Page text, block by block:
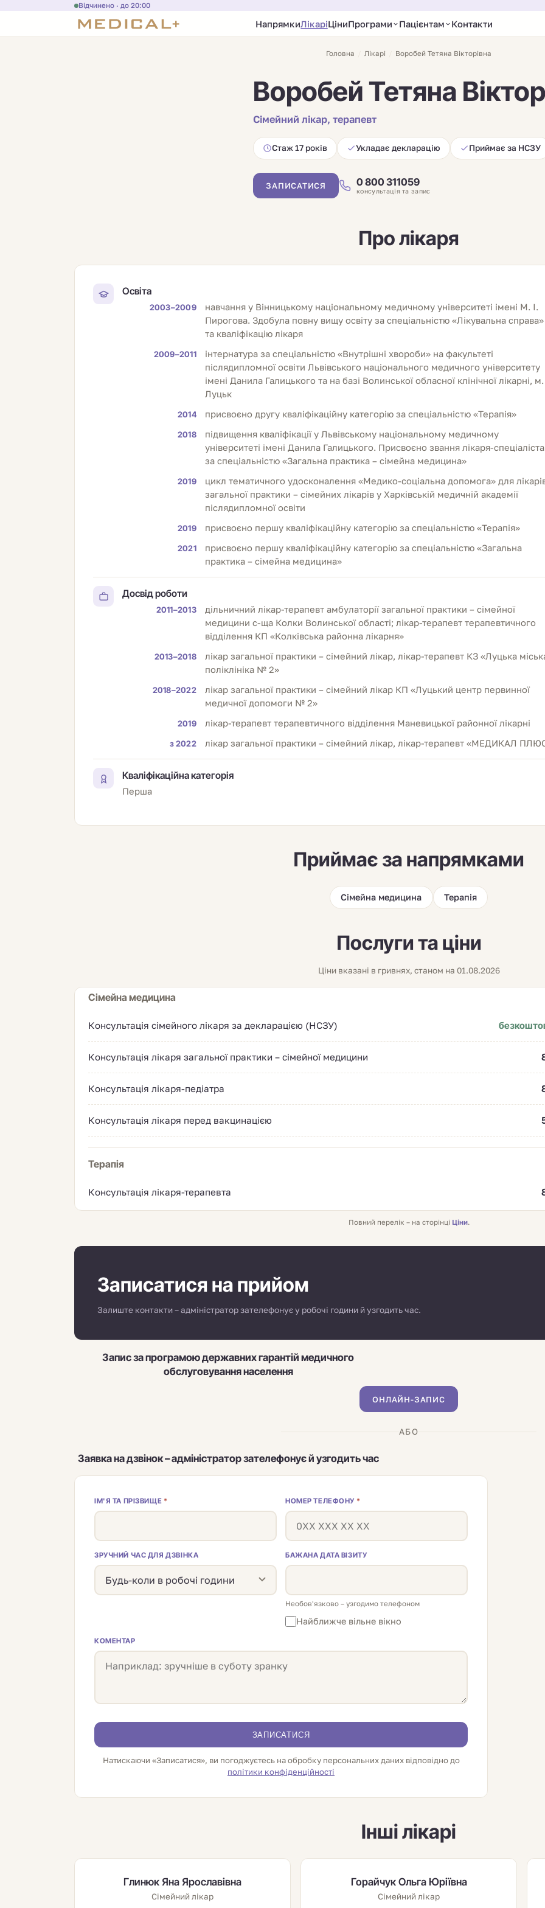
Відчинено · до 20:00
НапрямкиЛікаріЦіниПрограми Пацієнтам Контакти
Головна Лікарі Воробей Тетяна Вікторівна
Воробей Тетяна
Сімейний лікар, терапевт
Стаж 17 років Укладає декларацію Приймає за НСЗУ
ЗАПИСАТИСЯ 0 800 311059
консультація та запис
Про лікаря
Освіта
2003–2009
навчання у Вінницькому національному медичному університеті імені М. І.
Пирогова. Здобула повну вищу освіту за спеціальністю «Лікувальна справа»
та кваліфікацію лікаря
2009–2011
інтернатура за спеціальністю «Внутрішні хвороби» на факультеті
післядипломної освіти Львівського національного медичного університету
імені Данила Галицького та на базі Волинської обласної клінічної лікарні, м.
Луцьк
2014 присвоєно другу кваліфікаційну категорію за спеціальністю «Терапія»
2018
підвищення кваліфікації у Львівському національному медичному
університеті імені Данила Галицького. Присвоєно звання лікаря-спеціаліста
за спеціальністю «Загальна практика – сімейна медицина»
2019
цикл тематичного удосконалення «Медико-соціальна допомога» для
загальної практики – сімейних лікарів у Харківській медичній академії
післядипломної освіти
2019 присвоєно першу кваліфікаційну категорію за спеціальністю «Терапія»
2021
присвоєно першу кваліфікаційну категорію за спеціальністю «Загальна
практика – сімейна медицина»
Досвід роботи
2011–2013
дільничний лікар-терапевт амбулаторії загальної практики – сімейної
медицини с-ща Колки Волинської області; лікар-терапевт терапевтичного
відділення КП «Колківська районна лікарня»
2013–2018
лікар загальної практики – сімейний лікар, лікар-терапевт КЗ «Луцька
поліклініка № 2»
2018–2022
лікар загальної практики – сімейний лікар КП «Луцький центр первинної
медичної допомоги № 2»
2019 лікар-терапевт терапевтичного відділення Маневицької районної лікарні
з 2022 лікар загальної практики – сімейний лікар, лікар-терапевт «МЕДИКАЛ
Кваліфікаційна категорія
Перша
Приймає за напрямками
Сімейна медицина Терапія
Послуги та ціни
Ціни вказані в гривнях, станом на 01.08.2026
Сімейна медицина
Консультація сімейного лікаря за декларацією (НСЗУ)
Консультація лікаря загальної практики – сімейної медицини
Консультація лікаря-педіатра
Консультація лікаря перед вакцинацією
Терапія
Консультація лікаря-терапевта
Повний перелік – на сторінці Ціни.
Записатися на прийом
Залиште контакти – адміністратор зателефонує у робочі години й узгодить час.
Запис за програмою державних гарантій медичного
обслуговування населення
ОНЛАЙН-ЗАПИС
АБО
Заявка на дзвінок – адміністратор зателефонує й узгодить час
ІМ'Я ТА ПРІЗВИЩЕ * НОМЕР ТЕЛЕФОНУ *
ЗРУЧНИЙ ЧАС ДЛЯ ДЗВІНКА БАЖАНА ДАТА ВІЗИТУ
Необов'язково – узгодимо телефоном
Найближче вільне вікно
КОМЕНТАР
ЗАПИСАТИСЯ
Натискаючи «Записатися», ви погоджуєтесь на обробку персональних даних відповідно до
політики конфіденційності
Інші лікарі
Глинюк Яна Ярославівна
Сімейний лікар
Горайчук Ольга Юріївна
Сімейний лікар